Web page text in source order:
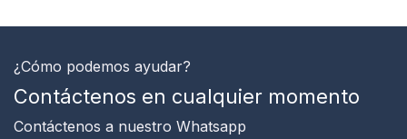
¿Cómo podemos ayudar?
Contáctenos en cualquier momento
Contáctenos a nuestro Whatsapp